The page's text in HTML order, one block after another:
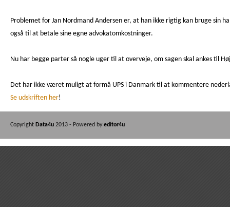
Problemet for Jan Nordmand Andersen er, at han ikke rigtig kan bruge sin
også til at betale sine egne advokatomkostninger.
Nu har begge parter så nogle uger til at overveje, om sagen skal ankes til
Det har ikke været muligt at formå UPS i Danmark til at kommentere
Se udskriften her!
Copyright Data4u 2013 - Powered by editor4u